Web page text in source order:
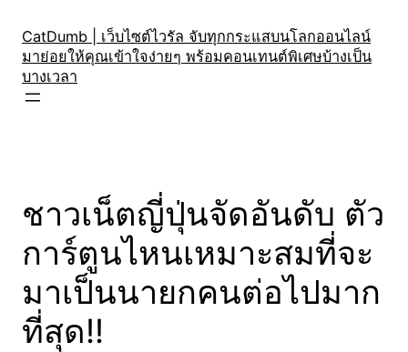
content
CatDumb | เว็บไซต์ไวรัล จับทุกกระแสบนโลกออนไลน์
มาย่อยให้คุณเข้าใจง่ายๆ พร้อมคอนเทนต์พิเศษบ้างเป็น
บางเวลา
ชาวเน็ตญี่ปุ่นจัดอันดับ ตัว
การ์ตูนไหนเหมาะสมที่จะ
มาเป็นนายกคนต่อไปมาก
ที่สุด!!